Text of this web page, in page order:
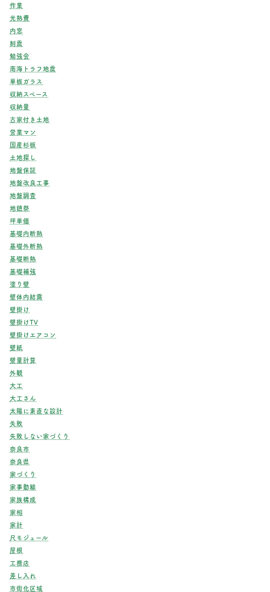
作業
光熱費
内窓
制震
勉強会
南海トラフ地震
単板ガラス
収納スペース
収納量
古家付き土地
営業マン
国産杉板
土地探し
地盤保証
地盤改良工事
地盤調査
地鎮祭
坪単価
基礎内断熱
基礎外断熱
基礎断熱
基礎補強
塗り壁
壁体内結露
壁掛け
壁掛けTV
壁掛けエアコン
壁紙
壁量計算
外観
大工
大工さん
太陽に素直な設計
失敗
失敗しない家づくり
奈良市
奈良県
家づくり
家事動線
家族構成
家相
家計
尺モジュール
屋根
工務店
差し入れ
市街化区域